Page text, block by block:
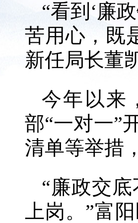
“看到‘廉
苦用心，既
新任局长董
今年以来
部“一对一”
清单等举措
“廉政交
上岗。”富